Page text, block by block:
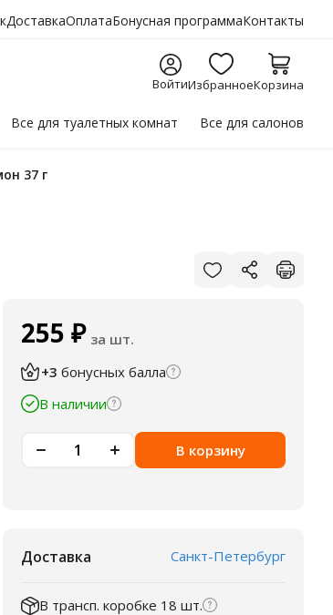
ДоставкаОплатаБонусная программаКонтакты
ВойтиИзбранноеКорзина
Все для туалетных комнат Все для салонов
37 г
255 ₽ за шт.
+3 бонусных балла
В наличии
В корзину
Доставка Санкт-Петербург
В трансп. коробке 18 шт.